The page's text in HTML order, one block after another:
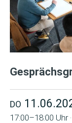
DO
17:00–18:00 Uhr